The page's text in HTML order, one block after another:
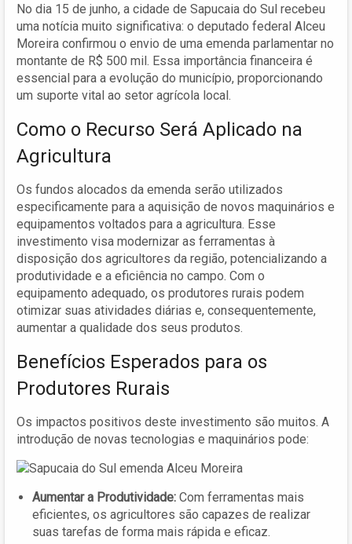
No dia 15 de junho, a cidade de Sapucaia do Sul recebeu
uma notícia muito significativa: o deputado federal Alceu
Moreira confirmou o envio de uma emenda parlamentar no
montante de R$ 500 mil. Essa importância financeira é
essencial para a evolução do município, proporcionando
um suporte vital ao setor agrícola local.
Como o Recurso Será Aplicado na
Agricultura
Os fundos alocados da emenda serão utilizados
especificamente para a aquisição de novos maquinários e
equipamentos voltados para a agricultura. Esse
investimento visa modernizar as ferramentas à
disposição dos agricultores da região, potencializando a
produtividade e a eficiência no campo. Com o
equipamento adequado, os produtores rurais podem
otimizar suas atividades diárias e, consequentemente,
aumentar a qualidade dos seus produtos.
Benefícios Esperados para os
Produtores Rurais
Os impactos positivos deste investimento são muitos. A
introdução de novas tecnologias e maquinários pode:
Aumentar a Produtividade: Com ferramentas mais
eficientes, os agricultores são capazes de realizar
suas tarefas de forma mais rápida e eficaz.